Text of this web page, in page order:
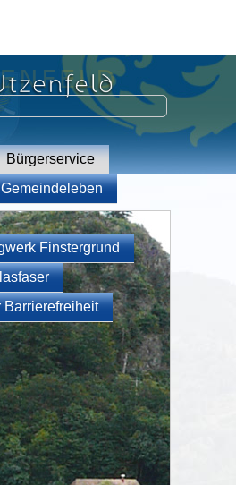
Bürgerservice
Gemeindeleben
Finstergrund
Barrierefreiheit